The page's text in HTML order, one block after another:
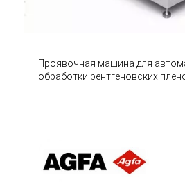
Проявочная машина для
обработки рентгеновских